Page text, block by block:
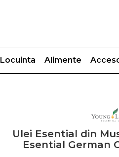
Locuinta Alimente
Ulei Esential din
Esential German